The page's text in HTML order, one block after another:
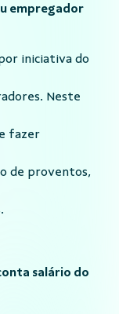
empregador
iniciativa do
Neste
fazer
de proventos,
salário do